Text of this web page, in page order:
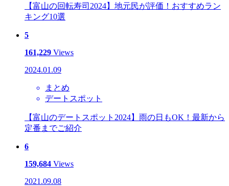
【富山の回転寿司2024】地元民が評価！おすすめラン
キング10選
5
161,229 Views
2024.01.09
まとめ
デートスポット
【富山のデートスポット2024】雨の日もOK！最新から
定番までご紹介
6
159,684 Views
2021.09.08